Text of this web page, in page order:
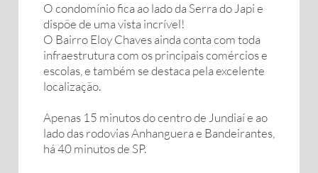
O condomínio fica ao lado da Serra do Japi e
dispõe de uma vista incrível!
O Bairro Eloy Chaves ainda conta com toda
infraestrutura com os principais comércios e
escolas, e também se destaca pela excelente
localização.
Apenas 15 minutos do centro de Jundiaí e ao
lado das rodovias Anhanguera e Bandeirantes,
há 40 minutos de SP.